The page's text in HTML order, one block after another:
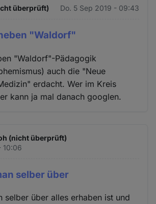
überprüft) Do. 5 Sep 2019 - 09:43
"Waldorf"
"Waldorf"-Pädagogik
auch die "Neue
erdacht. Wer im Kreis
kann ja mal danach googlen.
(nicht überprüft)
10:06
selber über
selber über alles erhaben ist und